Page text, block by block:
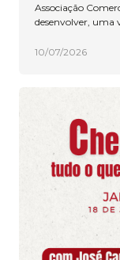
Associação
desenvolver, uma
Proximidade.
10/07/2026